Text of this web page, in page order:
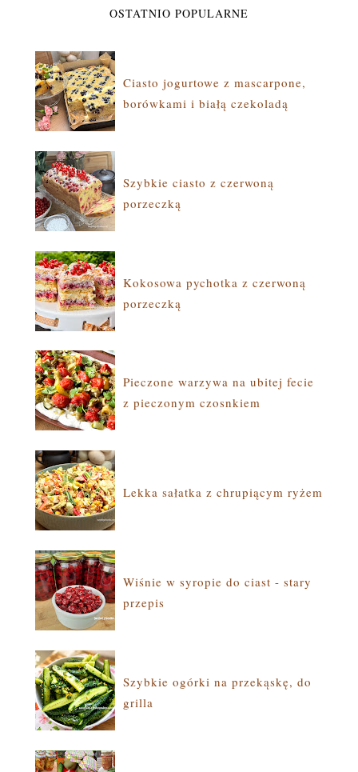
OSTATNIO POPULARNE
Ciasto jogurtowe z mascarpone,
borówkami i białą czekoladą
Szybkie ciasto z czerwoną
porzeczką
Kokosowa pychotka z czerwoną
porzeczką
Pieczone warzywa na ubitej fecie
z pieczonym czosnkiem
Lekka sałatka z chrupiącym ryżem
Wiśnie w syropie do ciast - stary
przepis
Szybkie ogórki na przekąskę, do
grilla